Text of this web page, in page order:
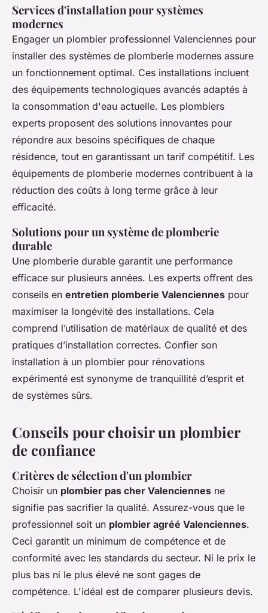
Services d'installation pour systèmes
modernes
Engager un plombier professionnel Valenciennes pour
installer des systèmes de plomberie modernes assure
un fonctionnement optimal. Ces installations incluent
des équipements technologiques avancés adaptés à
la consommation d'eau actuelle. Les plombiers
experts proposent des solutions innovantes pour
répondre aux besoins spécifiques de chaque
résidence, tout en garantissant un tarif compétitif. Les
équipements de plomberie modernes contribuent à la
réduction des coûts à long terme grâce à leur
efficacité.
Solutions pour un système de plomberie
durable
Une plomberie durable garantit une performance
efficace sur plusieurs années. Les experts offrent des
conseils en entretien plomberie Valenciennes pour
maximiser la longévité des installations. Cela
comprend l’utilisation de matériaux de qualité et des
pratiques d’installation correctes. Confier son
installation à un plombier pour rénovations
expérimenté est synonyme de tranquillité d’esprit et
de systèmes sûrs.
Conseils pour choisir un plombier
de confiance
Critères de sélection d'un plombier
Choisir un plombier pas cher Valenciennes ne
signifie pas sacrifier la qualité. Assurez-vous que le
professionnel soit un plombier agréé Valenciennes.
Ceci garantit un minimum de compétence et de
conformité avec les standards du secteur. Ni le prix le
plus bas ni le plus élevé ne sont gages de
compétence. L'idéal est de comparer plusieurs devis.